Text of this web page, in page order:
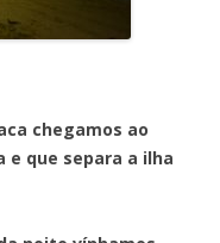
ao
e que separa a ilha